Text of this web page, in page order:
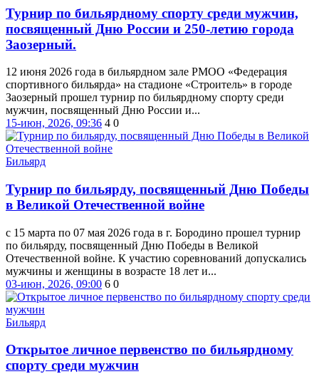
Турнир по бильярдному спорту среди мужчин,
посвященный Дню России и 250-летию города
Заозерный.
12 июня 2026 года в бильярдном зале РМОО «Федерация
спортивного бильярда» на стадионе «Строитель» в городе
Заозерный прошел турнир по бильярдному спорту среди
мужчин, посвященный Дню России и...
15-июн, 2026, 09:36 4 0
Бильярд
Турнир по бильярду, посвященный Дню Победы
в Великой Отечественной войне
с 15 марта по 07 мая 2026 года в г. Бородино прошел турнир
по бильярду, посвященный Дню Победы в Великой
Отечественной войне. К участию соревнований допускались
мужчины и женщины в возрасте 18 лет и...
03-июн, 2026, 09:00 6 0
Бильярд
Открытое личное первенство по бильярдному
спорту среди мужчин